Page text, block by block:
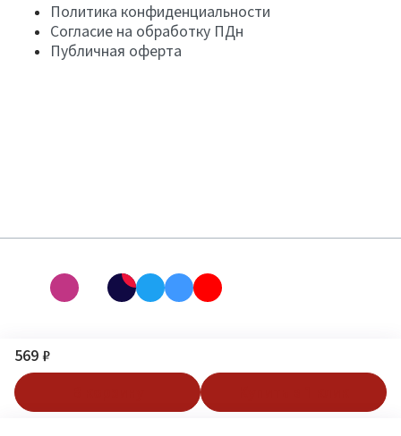
569 ₽
Политика конфиденциальности
Согласие на обработку ПДн
Публичная оферта